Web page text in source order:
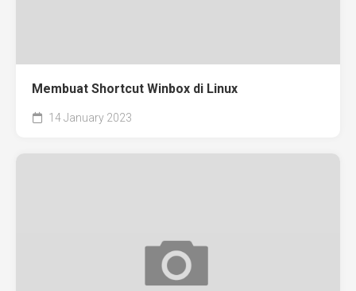
Membuat Shortcut Winbox di Linux
14 January 2023